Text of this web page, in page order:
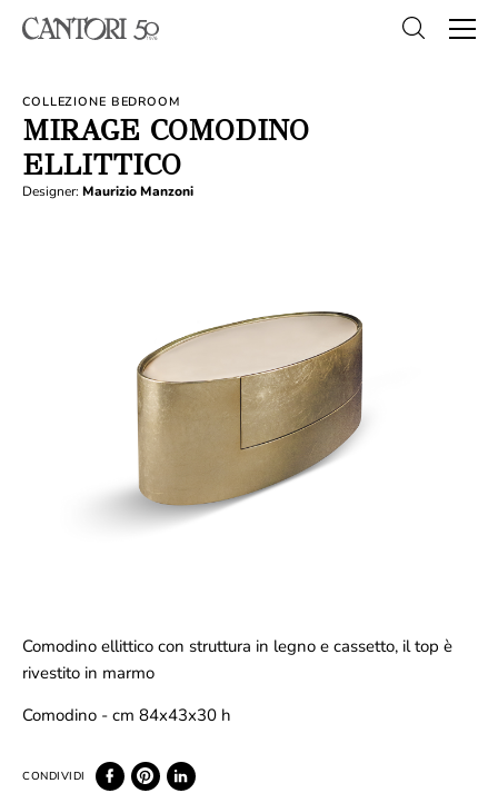
COLLEZIONE BEDROOM
MIRAGE COMODINO
ELLITTICO
Designer: Maurizio Manzoni
Comodino ellittico con struttura in legno e cassetto, il top è
rivestito in marmo
Comodino - cm 84x43x30 h